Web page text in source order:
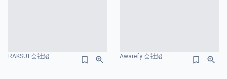
RAKSUL会社紹介資料 組織図のスライドデザイン Awarefy 会社紹介資料 水色のスライドデザイン